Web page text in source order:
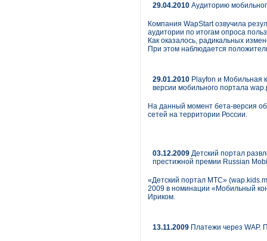
29.04.2010 Аудиторию
Компания WapStart озвучила
аудитории по итогам опроса
Как оказалось, радикальных
При этом наблюдается
29.01.2010 Playfon и Мобильная
версии мобильного порталa
На данный момент бета-версия
сетей на территории России.
03.12.2009 Детский портал
престижной премии Russian
«Детский портал МТС»
2009 в номинации «Мобильный
Ириком.
13.11.2009 Платежи через WAP.